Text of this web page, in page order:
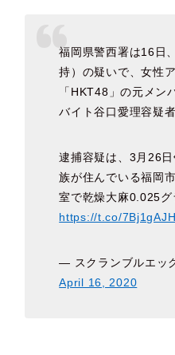
福岡県警西署は16日
持）の疑いで、女性
「HKT48」の元メン
バイト谷口愛理容疑
逮捕容疑は、3月26
族が住んでいる福岡
室で乾燥大麻0.025グ
https://t.co/
— スクランブルエッ
April 16, 2020